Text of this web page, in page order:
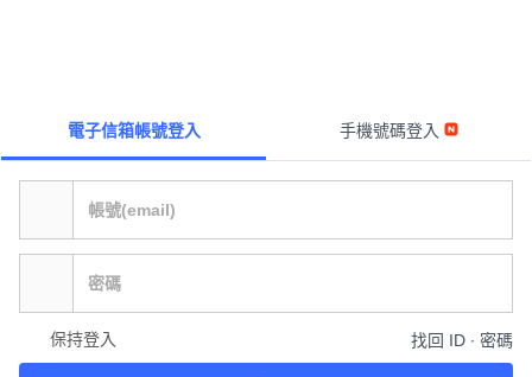
電子信箱帳號登入 手機號碼登入
保持登入 找回 ID ∙ 密碼